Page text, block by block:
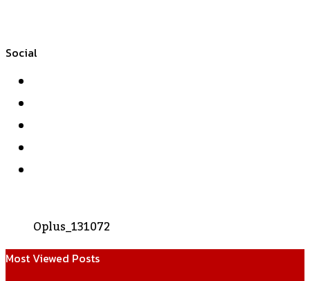
Social
Oplus_131072
Most Viewed Posts